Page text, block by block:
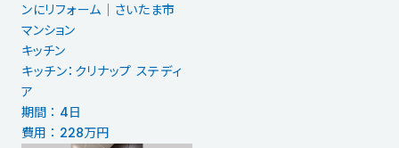
ンにリフォーム│さいたま市
マンション
キッチン
キッチン：クリナップ ステディ
ア
期間 ： 4日
費用 ： 228万円